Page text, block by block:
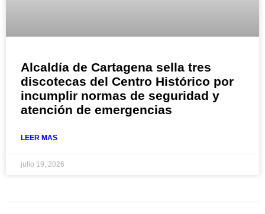
Alcaldía de Cartagena sella tres
discotecas del Centro Histórico por
incumplir normas de seguridad y
atención de emergencias
LEER MAS
julio 19, 2026